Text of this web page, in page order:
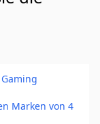
Marken von 4